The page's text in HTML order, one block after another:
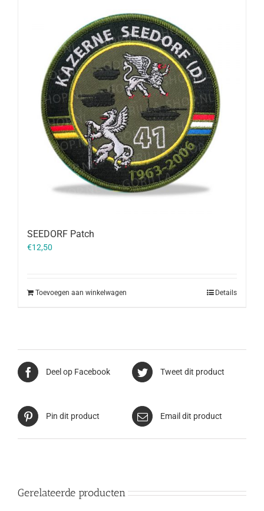
SEEDORF Patch
€12,50
Toevoegen aan winkelwagen Details
Deel op Facebook Tweet dit product
Pin dit product Email dit product
Gerelateerde producten